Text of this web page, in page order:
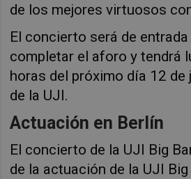
de los mejores virtuosos
El concierto será de
completar el aforo y tendrá
horas del próximo día 12 de
de la UJI.
Actuación en Berlín
El concierto de la UJI Big
de la actuación de la UJI Big